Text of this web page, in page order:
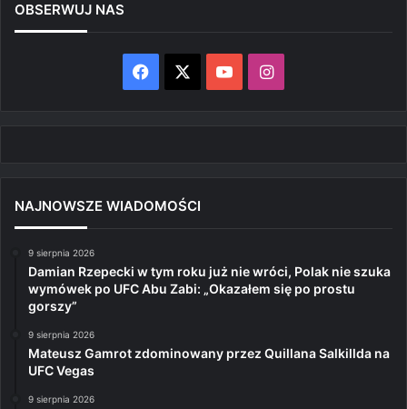
OBSERWUJ NAS
Facebook YouTubeInstagram
NAJNOWSZE WIADOMOŚCI
9 sierpnia 2026
Damian Rzepecki w tym roku już nie wróci, Polak nie szuka
wymówek po UFC Abu Zabi: „Okazałem się po prostu
gorszy”
9 sierpnia 2026
Mateusz Gamrot zdominowany przez Quillana Salkillda na
UFC Vegas
9 sierpnia 2026